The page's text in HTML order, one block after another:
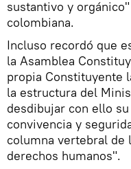
sustantivo y
colombiana.
Incluso recordó que
la Asamblea
propia Constituyente
la estructura del
desdibujar con ello
convivencia y
columna vertebral de
derechos humanos".